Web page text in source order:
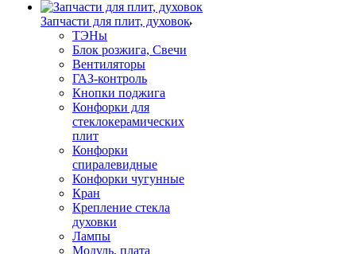
Запчасти для плит, духовок
ТЭНы
Блок розжига, Свечи
Вентиляторы
ГАЗ-контроль
Кнопки поджига
Конфорки для
стеклокерамических
плит
Конфорки
спиралевидные
Конфорки чугунные
Кран
Крепление стекла
духовки
Лампы
Модуль, плата